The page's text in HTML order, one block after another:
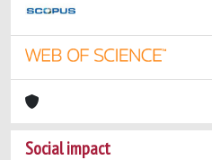
Social impact